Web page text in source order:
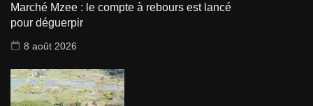
Marché Mzee : le compte à rebours est lancé
pour déguerpir
8 août 2026